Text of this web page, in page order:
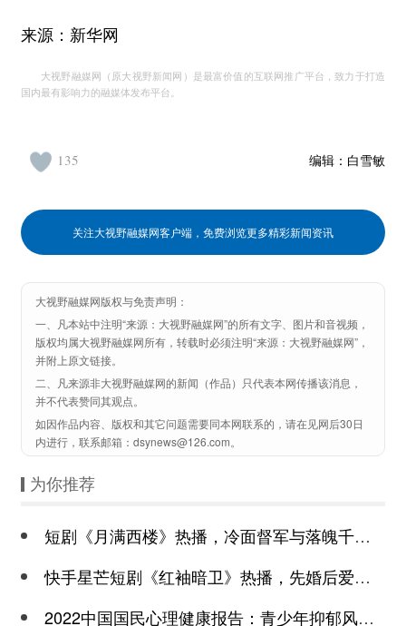
来源：新华网
大视野融媒网（原大视野新闻网）是最富价值的互联网推广平台，致力于打造
国内最有影响力的融媒体发布平台。
编辑： 白雪敏
135
关注大视野融媒网客户端，免费浏览更多精彩新闻资讯
大视野融媒网版权与免责声明：
一、凡本站中注明“来源：大视野融媒网”的所有文字、图片和音视频，
版权均属大视野融媒网所有，转载时必须注明“来源：大视野融媒网”，
并附上原文链接。
二、凡来源非大视野融媒网的新闻（作品）只代表本网传播该消息，
并不代表赞同其观点。
如因作品内容、版权和其它问题需要同本网联系的，请在见网后30日
内进行，联系邮箱：dsynews@126.com。
为你推荐
短剧《月满西楼》热播，冷面督军与落魄千金谱写民国传奇
快手星芒短剧《红袖暗卫》热播，先婚后爱诠释别样浪漫
2022中国国民心理健康报告：青少年抑郁风险高于成年